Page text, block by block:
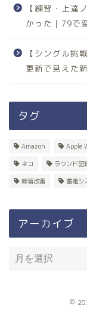
【練習・上達
かった｜79で
【シングル挑
更新で見えた
タグ
Amazon Apple
ネコ ラウンド記
練習改善 蓄電シ
アーカイブ